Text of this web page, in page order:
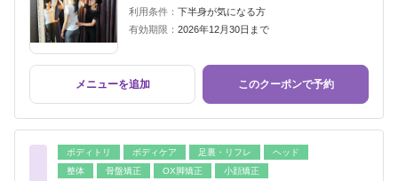
利用条件： 下半身が気になる方
有効期限： 2026年12月30日まで
メニューを追加 このクーポンで予約
ボディトリ ボディケア 足裏・リフレ
ヘッド
整体
骨盤矯正 OX脚矯正
小顔矯正